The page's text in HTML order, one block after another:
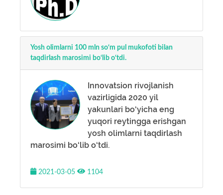
Yosh olimlarni 100 mln so‘m pul mukofoti bilan
taqdirlash marosimi bo‘lib o‘tdi.
Innovatsion rivojlanish
vazirligida 2020 yil
yakunlari bo‘yicha eng
yuqori reytingga erishgan
yosh olimlarni taqdirlash
marosimi bo‘lib o‘tdi.
2021-03-05 1104